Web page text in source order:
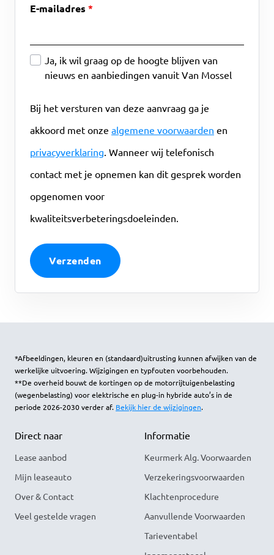
E-mailadres
Ja, ik wil graag op de hoogte blijven van
nieuws en aanbiedingen vanuit Van Mossel
Bij het versturen van deze aanvraag ga je
akkoord met onze algemene voorwaarden en
privacyverklaring. Wanneer wij telefonisch
contact met je opnemen kan dit gesprek worden
opgenomen voor
kwaliteitsverbeteringsdoeleinden.
*Afbeeldingen, kleuren en (standaard)uitrusting kunnen afwijken van de
werkelijke uitvoering. Wijzigingen en typfouten voorbehouden.
**De overheid bouwt de kortingen op de motorrijtuigenbelasting
(wegenbelasting) voor elektrische en plug-in hybride auto’s in de
periode 2026-2030 verder af. Bekijk hier de wijzigingen.
Direct naar
Lease aanbod
Mijn leaseauto
Over & Contact
Veel gestelde vragen
Informatie
Keurmerk Alg. Voorwaarden
Verzekeringsvoorwaarden
Klachtenprocedure
Aanvullende Voorwaarden
Tarieventabel